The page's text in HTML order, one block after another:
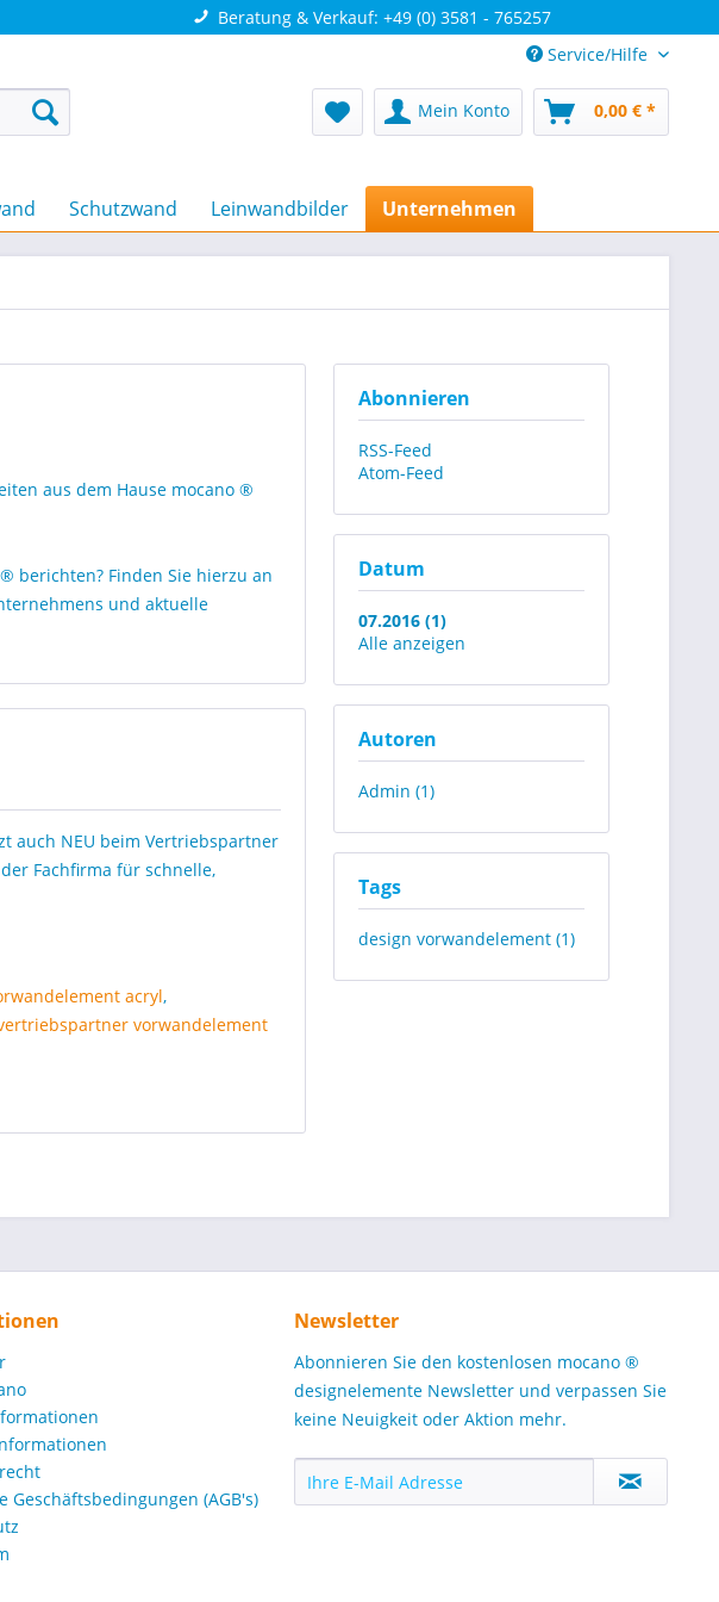
Beratung & Verkauf: +49 (0) 3581 - 765257
Service/Hilfe
Mein Konto 0,00 € *
Schutzwand Leinwandbilder Unternehmen
Abonnieren
RSS-Feed
Atom-Feed
Datum
07.2016 (1)
Alle anzeigen
Autoren
Admin (1)
Tags
design vorwandelement (1)
aus dem Hause mocano ®
berichten? Finden Sie hierzu an
und aktuelle
auch NEU beim Vertriebspartner
Fachfirma für schnelle,
acryl,
vorwandelement
Geschäftsbedingungen (AGB's)
Newsletter
Abonnieren Sie den kostenlosen mocano ®
designelemente Newsletter und verpassen Sie
keine Neuigkeit oder Aktion mehr.